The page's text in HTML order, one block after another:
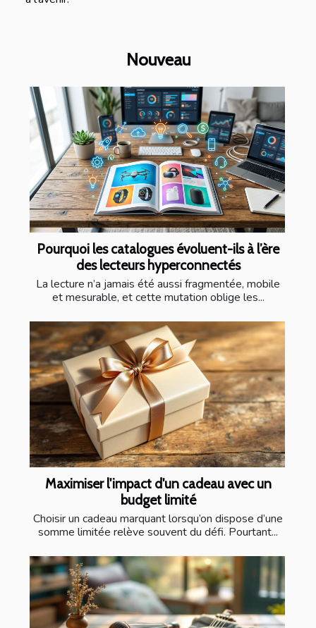
Nouveau
Pourquoi les catalogues évoluent-ils à l’ère
des lecteurs hyperconnectés
La lecture n’a jamais été aussi fragmentée, mobile
et mesurable, et cette mutation oblige les...
Maximiser l'impact d'un cadeau avec un
budget limité
Choisir un cadeau marquant lorsqu’on dispose d’une
somme limitée relève souvent du défi. Pourtant...